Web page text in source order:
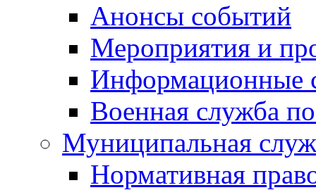
Анонсы событий
Мероприятия и
Информационные
Военная служба
Муниципальная
Нормативная